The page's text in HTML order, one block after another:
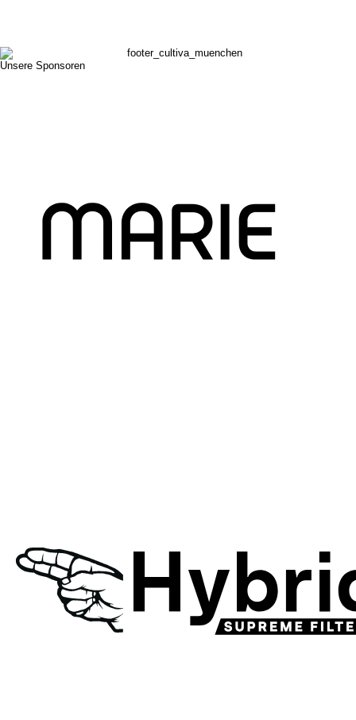
Unsere Sponsoren